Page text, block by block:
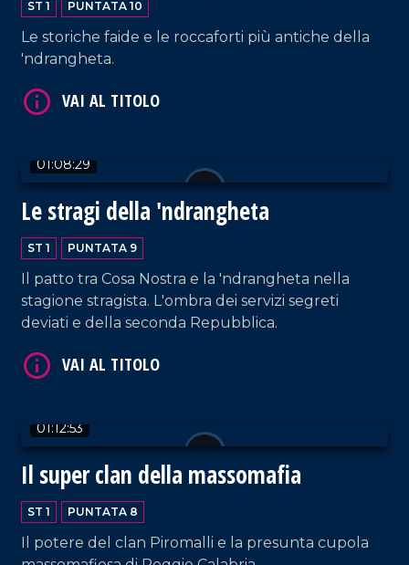
ST 1 PUNTATA 10
Le storiche faide e le roccaforti più antiche della
'ndrangheta.
01:08:29
Le stragi della 'ndrangheta
ST 1 PUNTATA 9
Il patto tra Cosa Nostra e la 'ndrangheta nella
stagione stragista. L'ombra dei servizi segreti
deviati e della seconda Repubblica.
VAI AL TITOLO
01:12:53
Il super clan della massomafia
ST 1 PUNTATA 8
Il potere del clan Piromalli e la presunta cupola
VAI AL TITOLO